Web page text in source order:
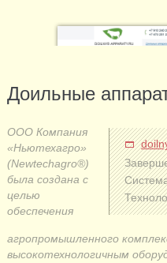
Доильные
ООО Компания
«Ньютехагро»
(Newtechagro®)
была создана с
целью
обеспечения
агропромышленного
высокотехнологичным